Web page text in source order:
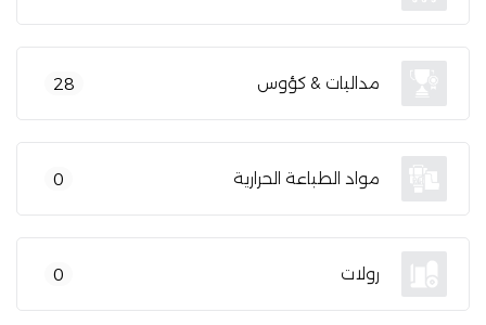
مداليات & كؤوس 28
مواد الطباعة الحرارية 0
رولات 0